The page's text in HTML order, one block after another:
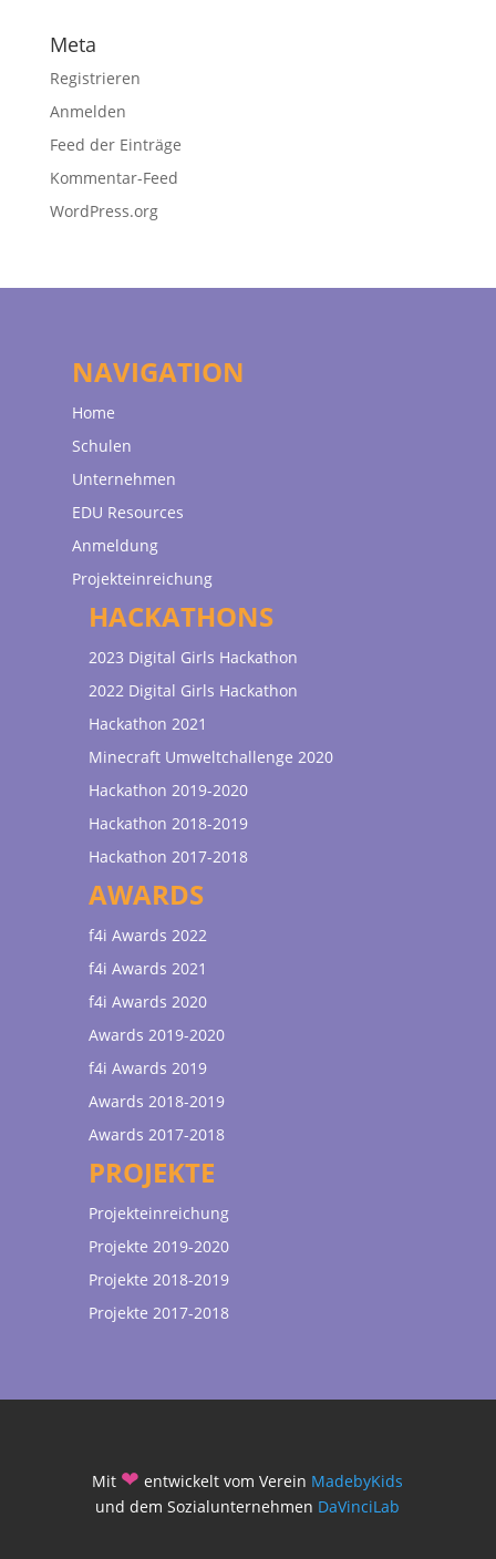
Meta
Registrieren
Anmelden
Feed der Einträge
Kommentar-Feed
WordPress.org
NAVIGATION
Home
Schulen
Unternehmen
EDU Resources
Anmeldung
Projekteinreichung
HACKATHONS
2023 Digital Girls Hackathon
2022 Digital Girls Hackathon
Hackathon 2021
Minecraft Umweltchallenge 2020
Hackathon 2019-2020
Hackathon 2018-2019
Hackathon 2017-2018
AWARDS
f4i Awards 2022
f4i Awards 2021
f4i Awards 2020
Awards 2019-2020
f4i Awards 2019
Awards 2018-2019
Awards 2017-2018
PROJEKTE
Projekteinreichung
Projekte 2019-2020
Projekte 2018-2019
Projekte 2017-2018
Mit ❤ entwickelt vom Verein MadebyKids
und dem Sozialunternehmen DaVinciLab